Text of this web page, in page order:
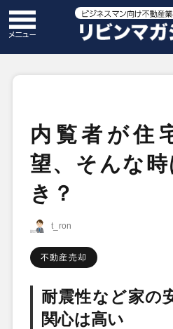
内覧者が住
望、そんな
き？
t_ron
不動産売却
耐震性など家の
関心は高い